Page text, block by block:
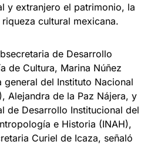
y extranjero el patrimonio, la
cultural mexicana.
de Desarrollo
de Cultura, Marina Núñez
del Instituto Nacional
Alejandra de la Paz Nájera, y
de Desarrollo Institucional del
e Historia (INAH),
Curiel de Icaza, señaló